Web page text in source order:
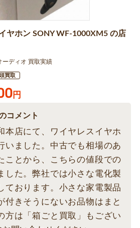
ヤホン SONY WF-1000XM5 の店
ーディオ 買取実績
買取
円
コメント
本店にて、ワイヤレスイヤホ
いました。中古でも相場のあ
ことから、こちらの値段での
した。弊社では小さな電化製
ております。小さな家電製品
付きそうにないお品物はまと
方は「箱ごと買取」もござい